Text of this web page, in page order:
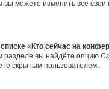
вы можете изменить все
«Кто сейчас на
разделе вы найдёте опцию
скрытым пользователем.